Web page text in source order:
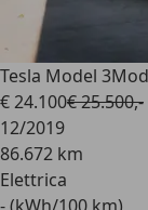
Tesla Model 3
€ 24.100€ 25.500,-
12/2019
86.672 km
Elettrica